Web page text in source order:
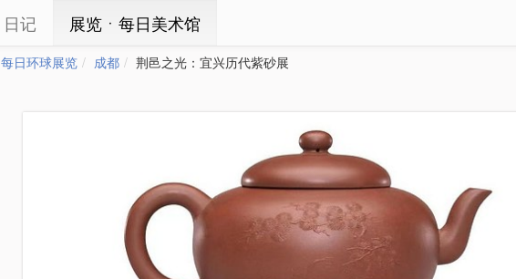
日记 展览ㆍ每日美术馆
每日环球展览 成都 荆邑之光：宜兴历代紫砂展